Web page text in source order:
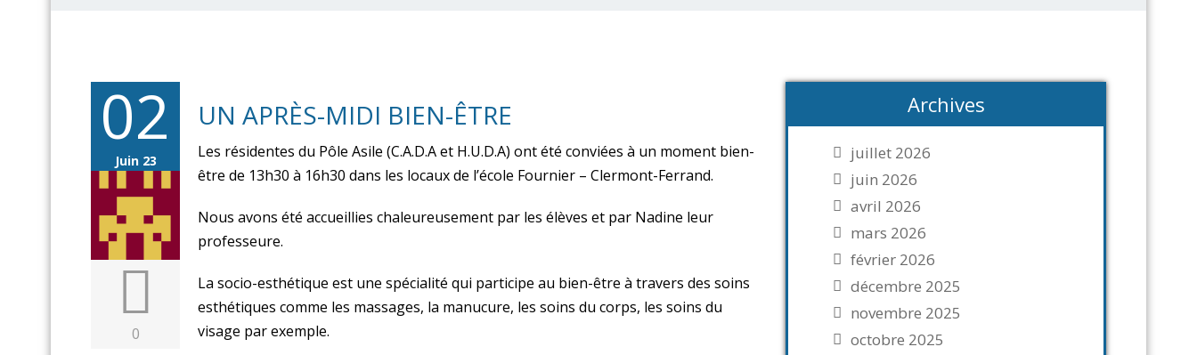
02
Juin 23
0
UN APRÈS-MIDI BIEN-ÊTRE
Les résidentes du Pôle Asile (C.A.D.A et H.U.D.A) ont été conviées à un moment bien-
être de 13h30 à 16h30 dans les locaux de l’école Fournier – Clermont-Ferrand.
Nous avons été accueillies chaleureusement par les élèves et par Nadine leur
professeure.
La socio-esthétique est une spécialité qui participe au bien-être à travers des soins
esthétiques comme les massages, la manucure, les soins du corps, les soins du
visage par exemple.
Archives
juillet 2026
juin 2026
avril 2026
mars 2026
février 2026
décembre 2025
novembre 2025
octobre 2025